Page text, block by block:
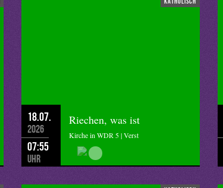
18.07.
2026
07:55
Uhr
Riechen, was ist
Kirche in WDR 5 | Verst